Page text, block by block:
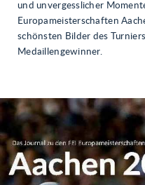
und unvergesslicher
Europameisterschaften
schönsten Bilder des
Medaillengewinner.